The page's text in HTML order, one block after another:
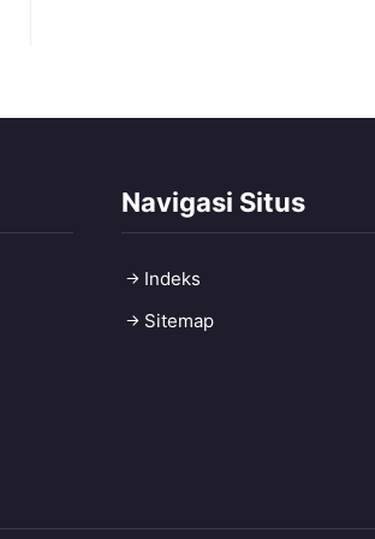
Navigasi Situs
Indeks
Sitemap